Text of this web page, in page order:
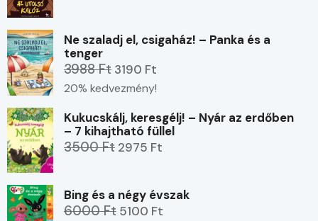
Ne szaladj el, csigaház! – Panka és a
tenger
3988 Ft 3190 Ft
20% kedvezmény!
Kukucskálj, keresgélj! – Nyár az erdőben
– 7 kihajtható füllel
3500 Ft 2975 Ft
Bing és a négy évszak
6000 Ft 5100 Ft